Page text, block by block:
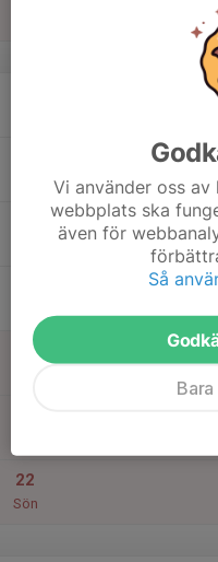
20
22
Sön
Vi använder oss
webbplats ska
även för
Så